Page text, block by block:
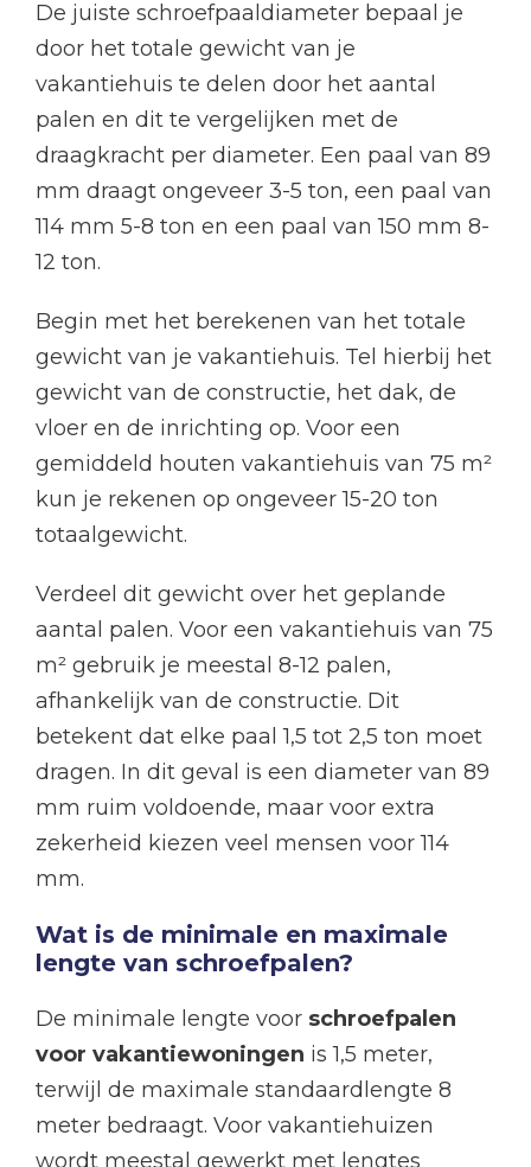
De juiste schroefpaaldiameter bepaal je
door het totale gewicht van je
vakantiehuis te delen door het aantal
palen en dit te vergelijken met de
draagkracht per diameter. Een paal van 89
mm draagt ongeveer 3-5 ton, een paal van
114 mm 5-8 ton en een paal van 150 mm 8-
12 ton.
Begin met het berekenen van het totale
gewicht van je vakantiehuis. Tel hierbij het
gewicht van de constructie, het dak, de
vloer en de inrichting op. Voor een
gemiddeld houten vakantiehuis van 75 m²
kun je rekenen op ongeveer 15-20 ton
totaalgewicht.
Verdeel dit gewicht over het geplande
aantal palen. Voor een vakantiehuis van 75
m² gebruik je meestal 8-12 palen,
afhankelijk van de constructie. Dit
betekent dat elke paal 1,5 tot 2,5 ton moet
dragen. In dit geval is een diameter van 89
mm ruim voldoende, maar voor extra
zekerheid kiezen veel mensen voor 114
mm.
Wat is de minimale en maximale
lengte van schroefpalen?
De minimale lengte voor schroefpalen
voor vakantiewoningen is 1,5 meter,
terwijl de maximale standaardlengte 8
meter bedraagt. Voor vakantiehuizen
wordt meestal gewerkt met lengtes